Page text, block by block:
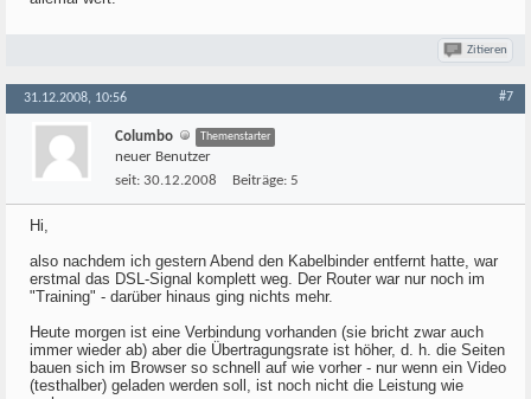
Zitieren
31.12.2008, 10:56 #7
Columbo Themenstarter
neuer Benutzer
seit: 30.12.2008 Beiträge: 5
Hi,
also nachdem ich gestern Abend den Kabelbinder entfernt hatte, war
erstmal das DSL-Signal komplett weg. Der Router war nur noch im
"Training" - darüber hinaus ging nichts mehr.
Heute morgen ist eine Verbindung vorhanden (sie bricht zwar auch
immer wieder ab) aber die Übertragungsrate ist höher, d. h. die Seiten
bauen sich im Browser so schnell auf wie vorher - nur wenn ein Video
(testhalber) geladen werden soll, ist noch nicht die Leistung wie